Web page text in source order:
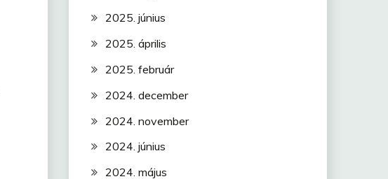
2025. június
2025. április
2025. február
2024. december
2024. november
2024. június
2024. május